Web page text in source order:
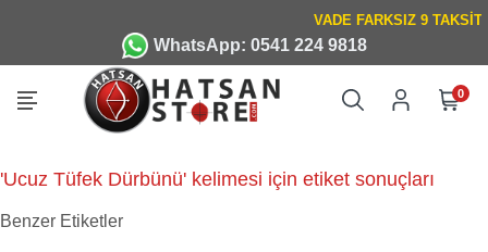
WhatsApp: 0541 224 9818
0
'Ucuz Tüfek Dürbünü' kelimesi için etiket sonuçları
Benzer Etiketler